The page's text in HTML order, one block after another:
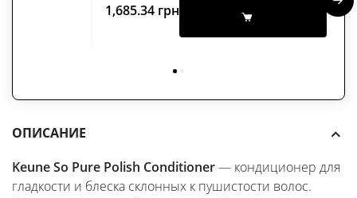
1,685.34 грн
ОПИСАНИЕ
Keune So Pure Polish Conditioner— кондиционер для
гладкости и блеска склонных к пушистости волос.